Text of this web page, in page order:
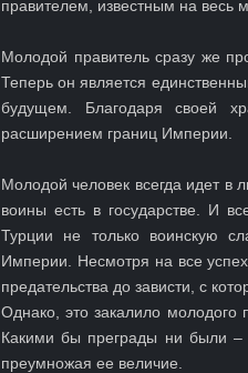
правителем, известным на весь
Молодой правитель сразу же
Теперь он является
будущем. Благодаря своей
расширением границ Империи.
Молодой человек всегда идет в
воины есть в государстве. И
Турции не только воинскую
Империи. Несмотря на все
предательства до зависти, с
Однако, это закалило
Какими бы преграды ни были –
преумножая ее величие.